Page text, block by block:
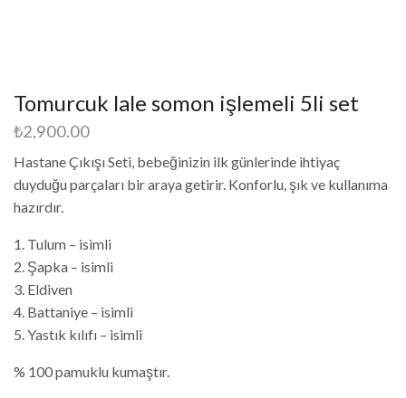
Tomurcuk lale somon işlemeli 5li set
₺2,900.00
Hastane Çıkışı Seti, bebeğinizin ilk günlerinde ihtiyaç
duyduğu parçaları bir araya getirir. Konforlu, şık ve kullanıma
hazırdır.
1. Tulum – isimli
2. Şapka – isimli
3. Eldiven
4. Battaniye – isimli
5. Yastık kılıfı – isimli
% 100 pamuklu kumaştır.